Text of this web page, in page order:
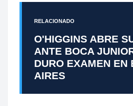
RELACIONADO
O'HIGGINS ABRE
ANTE BOCA
DURO EXAMEN EN
AIRES